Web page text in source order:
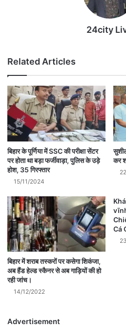
24city
Related Articles
बिहार के पूर्णिया में SSC की परीक्षा सेंटर
पर होता था बड़ा फर्जीवाड़ा, पुलिस के उड़े
होश, 35 गिरफ्तार
15/11/2024
कर
बिहार में शराब तस्करों पर कसेगा शिकंजा,
अब हैंड हेल्ड स्कैनर से अब गाड़ियों की हो
रही जांच।
14/12/2022
Cá
Advertisement